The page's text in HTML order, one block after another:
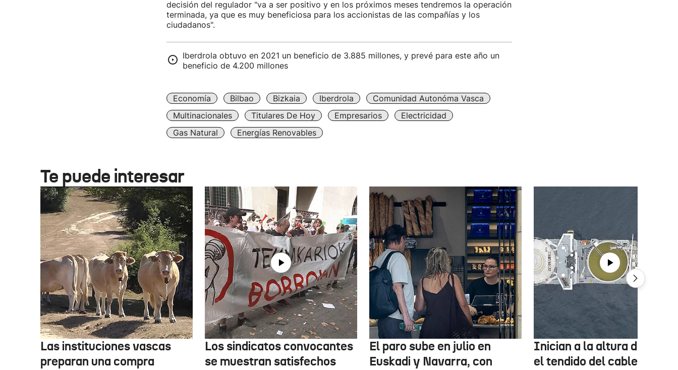
decisión del regulador "va a ser positivo y en los próximos meses tendremos la operación
terminada, ya que es muy beneficiosa para los accionistas de las compañías y los
ciudadanos".
Iberdrola obtuvo en 2021 un beneficio de 3.885 millones, y prevé para este año un
beneficio de 4.200 millones
Economía Bilbao Bizkaia Iberdrola
Comunidad Autonóma Vasca
Multinacionales
Titulares De Hoy Empresarios
Electricidad
Gas Natural
Energías Renovables
Te puede interesar
Las instituciones vascas
preparan una compra
Los sindicatos convocantes
se muestran satisfechos
El paro sube en julio en
Euskadi y Navarra, con
Inician a la altura de
el tendido del cable